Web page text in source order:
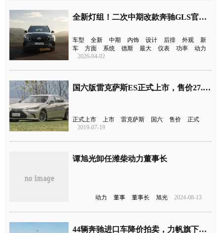
全新灯组！二次中期改款奔驰GLS官图发布
车型 全新 中期 内饰 设计 后排 外观
新
车
方面 系统 德斯 最大 仪表 功率
动力
2026-04-02
国六版雷克萨斯ES正式上市，售价27.90-46.80万
正式上市 上市 雷克萨斯 国六 售价
正式
2019-07-19
谭旭光卸任潍柴动力董事长
动力 董事 董事长 旭光 2024-08-13
44辆奔驰进口车降价拍卖，力帆旗下资产已开始破产拍卖